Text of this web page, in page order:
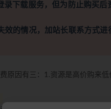
录下载服务，但为防止购买
效的情况，加站长联系方式
原因有三：1.资源是高价购来